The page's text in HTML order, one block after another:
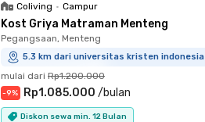
Coliving • Campur
Kost Griya Matraman Menteng
Pegangsaan, Menteng
5.3 km dari universitas kristen indonesia
mulai dari Rp1.200.000
-9% Rp1.085.000 /bulan
Diskon sewa min. 12 Bulan